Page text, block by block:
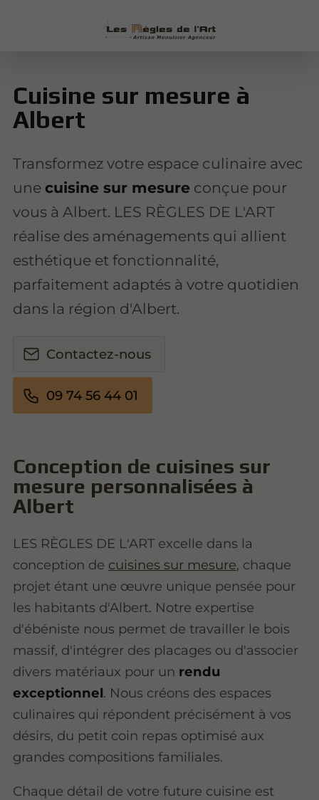
Cuisine sur mesure à
Albert
Transformez votre espace culinaire avec
unecuisine sur mesure conçue pour
vous à Albert. LES RÈGLES DE L'ART
réalise des aménagements qui allient
esthétique et fonctionnalité,
parfaitement adaptés à votre quotidien
dans la région d'Albert.
Contactez-nous
09 74 56 44 01
Conception de cuisines sur
mesure personnalisées à
Albert
LES RÈGLES DE L'ART excelle dans la
conception de cuisines sur mesure, chaque
projet étant une œuvre unique pensée pour
les habitants d'Albert. Notre expertise
d'ébéniste nous permet de travailler le bois
massif, d'intégrer des placages ou d'associer
divers matériaux pour un rendu
exceptionnel. Nous créons des espaces
culinaires qui répondent précisément à vos
désirs, du petit coin repas optimisé aux
grandes compositions familiales.
Chaque détail de votre future cuisine est